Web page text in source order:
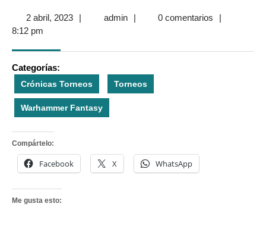
2 abril, 20232
| adminadmin
| 0 comentarios
|
8:12 pm
Categorías:
Crónicas Torneos Torneos
Warhammer Fantasy
Compártelo:
Facebook X WhatsApp
Me gusta esto: